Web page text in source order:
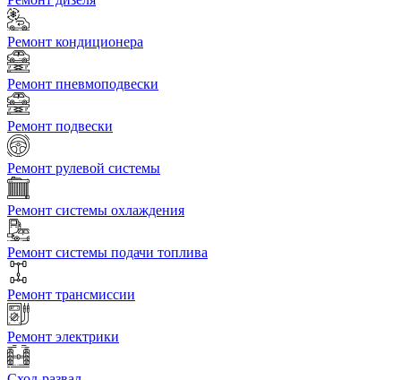
Ремонт кондиционера
Ремонт пневмоподвески
Ремонт подвески
Ремонт рулевой системы
Ремонт системы охлаждения
Ремонт системы подачи топлива
Ремонт трансмиссии
Ремонт электрики